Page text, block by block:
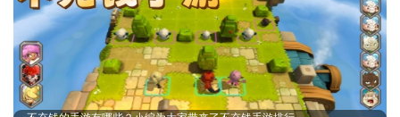
不充钱的手游有哪些？小编为大家带来了不充钱手游排行